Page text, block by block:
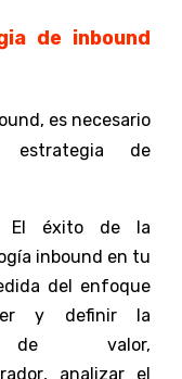
de inbound
es necesario
de
El éxito de la
inbound en tu
del enfoque
y definir la
de valor,
, analizar el